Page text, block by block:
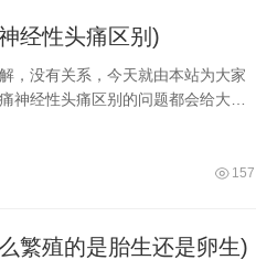
经性头痛区别)
，没有关系，今天就由本站为大家
神经性头痛区别的问题都会给大家
鼻炎一般是由于急性鼻炎反复发作
157
繁殖的是胎生还是卵生)